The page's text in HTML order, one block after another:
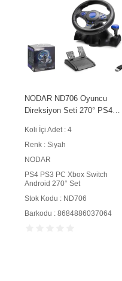
NODAR ND706 Oyuncu
Direksiyon Seti 270° PS4
Uyumlu Siyah
Koli İçi Adet : 4
Renk : Siyah
NODAR
PS4 PS3 PC Xbox Switch
Android 270° Set
Stok Kodu : ND706
Barkodu : 8684886037064